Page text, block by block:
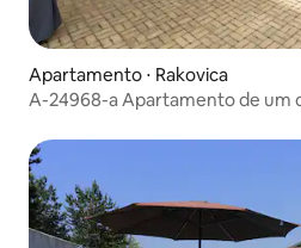
Apartamento ⋅ Rakovica
A-24968-a Apartamento de um